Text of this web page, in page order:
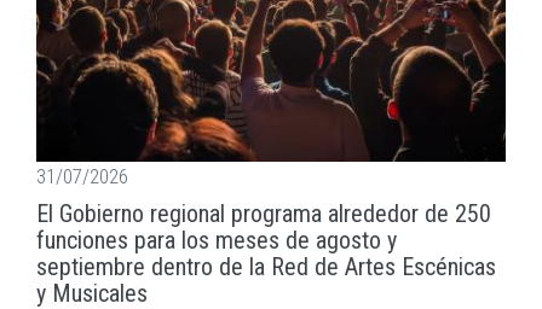
31/07/2026
El Gobierno regional programa alrededor de 250
funciones para los meses de agosto y
septiembre dentro de la Red de Artes Escénicas
y Musicales